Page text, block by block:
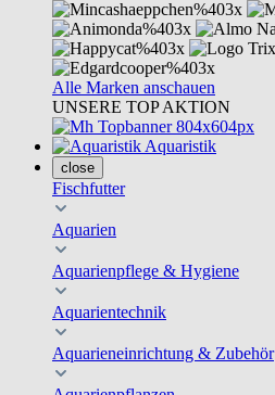
Alle Marken anschauen
UNSERE TOP AKTION
Aquaristik
close
Fischfutter
Aquarien
Aquarienpflege & Hygiene
Aquarientechnik
Aquarieneinrichtung & Zubehör